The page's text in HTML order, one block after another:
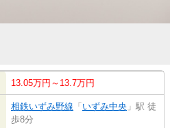
13.05万円～13.7万円
相鉄いずみ野線 「 いずみ中央 」駅 徒
歩8分